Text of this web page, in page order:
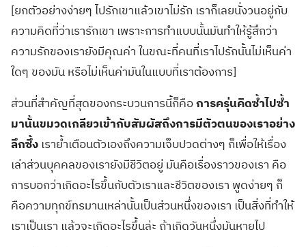
[ยกตัวอย่างง่ายๆ ไปรักเขาแล้วเขาไม่รัก เราก็เลยนั่งวนอยู่กับ
ความคิดที่ว่าเรารักเขา เพราะการทำแบบนั้นมันทำให้รู้สึกว่า
ความรักของเรายังมีคุณค่า ในขณะที่คนที่เราไปรักนั้นไม่เห็นค่า
ใดๆ ของมัน หรือไม่เห็นค่ามันในแบบที่เราต้องการ]
ส่วนที่สำคัญที่สุดของกระบวนการนี้ก็คือการครุ่นคิดซ้ำไปซ้ำ
มานั้นขมวดเกลียวเข้ากับสัมผัสถึงการมีตัวตนของเราอย่าง
ลึกซึ้ง เราย้ำเตือนตัวเองถึงความเจ็บปวดต่างๆ ก็เพื่อให้เรื่อง
เล่าส่วนบุคคลของเรายังมีชีวิตอยู่ มันคือเรื่องราวของเรา คือ
การบอกว่าเกิดอะไรขึ้นกับตัวเราและชีวิตของเรา พูดง่ายๆ ก็
คือความทุกข์ทรมานเหล่านั้นเป็นส่วนหนึ่งของเรา เป็นสิ่งที่ทำให้
เราเป็นเรา แล้วจะเกิดอะไรขึ้นล่ะ ถ้าเกิดวันหนึ่งมันหายไป